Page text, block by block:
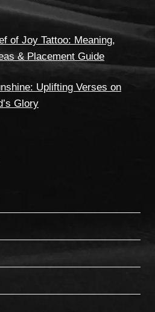
of Joy Tattoo: Meaning,
& Placement Guide
Uplifting Verses on
Glory